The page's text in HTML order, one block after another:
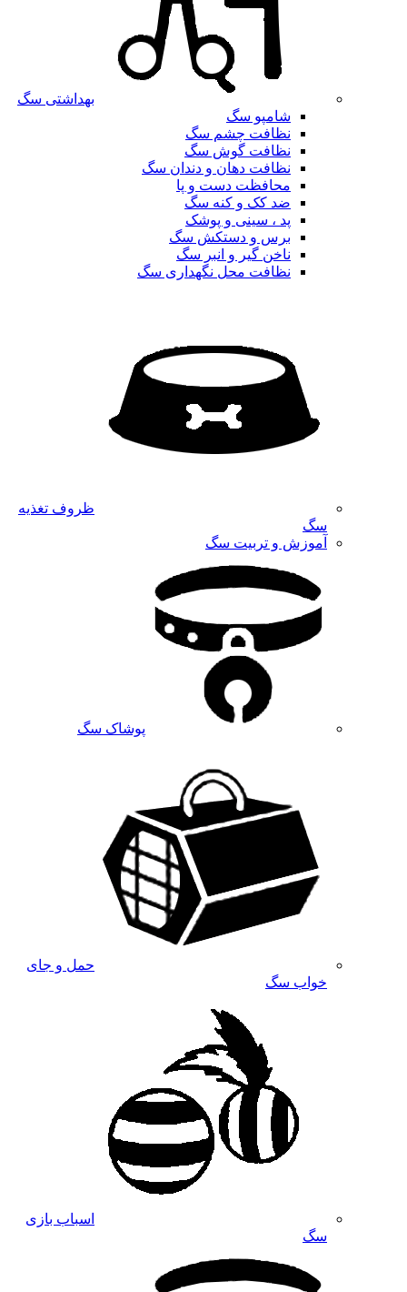
بهداشتی سگ
شامپو سگ
نظافت چشم سگ
نظافت گوش سگ
نظافت دهان و دندان سگ
محافظت دست و پا
ضد کک و کنه سگ
پد ، سینی و پوشک
برس و دستکش سگ
ناخن گیر و انبر سگ
نظافت محل نگهداری سگ
ظروف تغذیه
سگ
آموزش و تربیت سگ
پوشاک سگ
حمل و جای
خواب سگ
اسباب بازی
سگ